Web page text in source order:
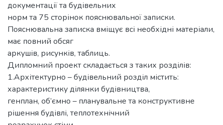
документації та будівельних
норм та 75 сторінок пояснювальної записки.
Пояснювальна записка вміщує всі необхідні матеріали,
має повний обсяг
аркушів, рисунків, таблиць.
Дипломний проект складається з таких розділів:
1.Архітектурно – будівельний розділ містить:
характеристику ділянки будівництва,
генплан, об’ємно – планувальне та конструктивне
рішення будівлі, теплотехнічний